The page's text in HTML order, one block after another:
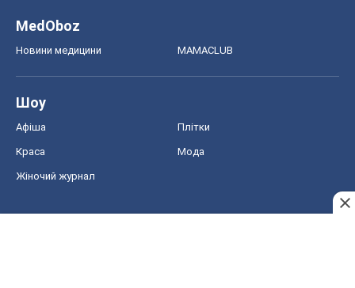
MedOboz
Новини медицини MAMACLUB
Шоу
Афіша Плітки
Краса Мода
Жіночий журнал